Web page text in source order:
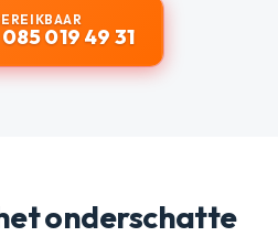
085 019 49 31
onderschatte